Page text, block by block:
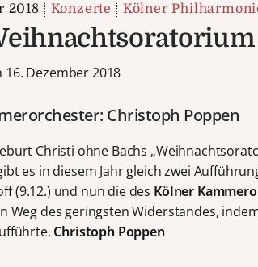
2018 Konzerte Kölner
Dezember 2018
Christoph Poppen
Christi ohne Bachs
es in diesem Jahr gleich zwei
(9.12.) und nun die des Kölner
Weg des geringsten Widerstandes,
Christoph Poppen